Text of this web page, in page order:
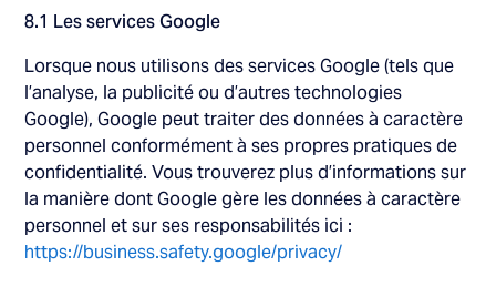
8.1 Les services Google
Lorsque nous utilisons des services Google (tels que
l’analyse, la publicité ou d’autres technologies
Google), Google peut traiter des données à caractère
personnel conformément à ses propres pratiques de
confidentialité. Vous trouverez plus d’informations sur
la manière dont Google gère les données à caractère
personnel et sur ses responsabilités ici :
https://business.safety.google/privacy/